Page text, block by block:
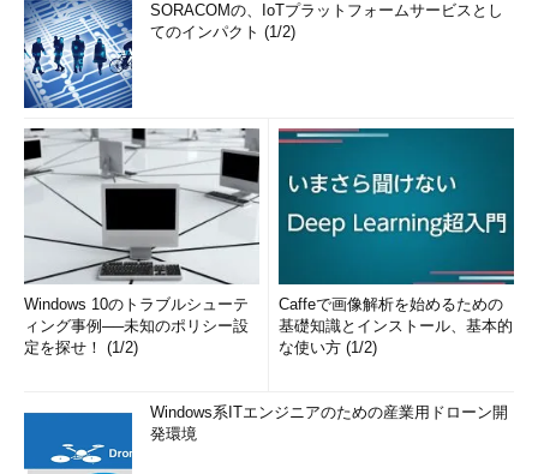
SORACOMの、IoTプラットフォームサービスとし
てのインパクト (1/2)
Windows 10のトラブルシューテ
ィング事例──未知のポリシー設
定を探せ！ (1/2)
Caffeで画像解析を始めるための
基礎知識とインストール、基本的
な使い方 (1/2)
Windows系ITエンジニアのための産業用ドローン開
発環境